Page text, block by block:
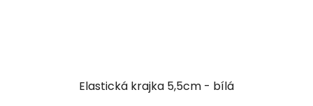
Elastická krajka 5,5cm - bílá